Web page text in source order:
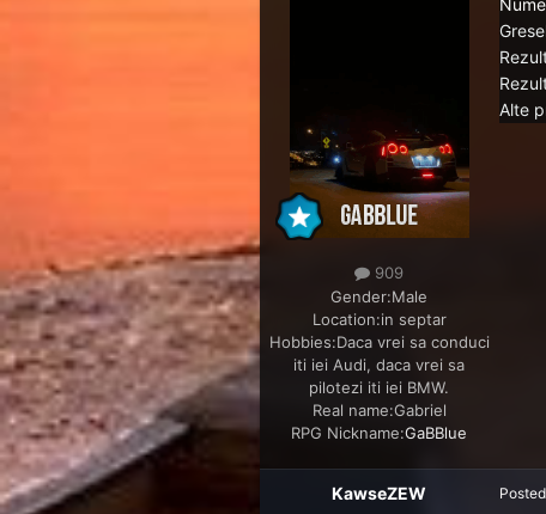
909
Gender:Male
Location:in septar
Hobbies:Daca vrei sa conduci
iti iei Audi, daca vrei sa
pilotezi iti iei BMW.
Real name:Gabriel
RPG Nickname:GaBBlue
Alte
KawseZEW Posted